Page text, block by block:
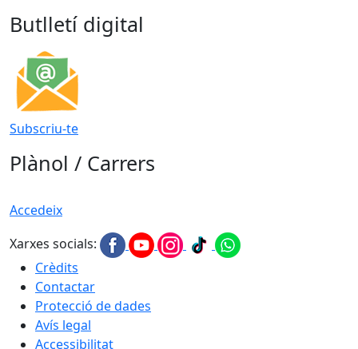
Butlletí digital
Subscriu-te
Plànol / Carrers
Accedeix
Xarxes socials:
Crèdits
Contactar
Protecció de dades
Avís legal
Accessibilitat